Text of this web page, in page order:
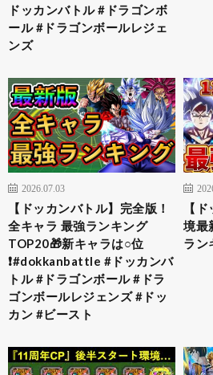
ドッカンバトル #ドラゴンボ
ール #ドラゴンボールレジェ
ンズ
2026.07.03
【ドッカンバトル】完全版！
全キャラ 最強ランキング
TOP20🎁新キャラは○位
❗️#dokkanbattle #ドッカンバ
トル #ドラゴンボール #ドラ
ゴンボールレジェンズ #ドッ
カン #ビースト
【
境最
ラン